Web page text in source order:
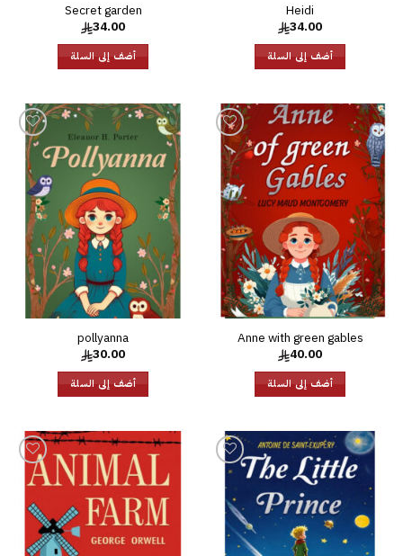
Heidi
34.00
أضف إلى السلة
Secret garden
34.00
أضف إلى السلة
إضافة
إلى
قائمة
الرغبات
Anne with green gables
40.00
أضف إلى السلة
إضافة
إلى
قائمة
الرغبات
pollyanna
30.00
أضف إلى السلة
إضافة
إلى
قائمة
الرغبات
إضافة
إلى
قائمة
الرغبات